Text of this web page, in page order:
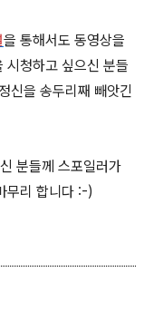
을 통해서도 동영상을
시청하고 싶으신 분들
신을 송두리째 빼앗긴
분들께 스포일러가
무리 합니다 :-)